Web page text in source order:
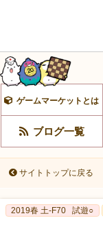
ゲームマーケットとは
ブログ一覧
サイトトップに戻る
2019春 土-F70 試遊○